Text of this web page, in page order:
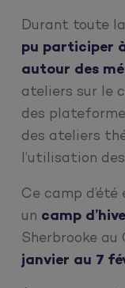
Durant toute
pu participer
autour des
ateliers sur le
des
des ateliers
l’utilisation
Ce camp
un camp
Sherbrooke au
janvier au 7